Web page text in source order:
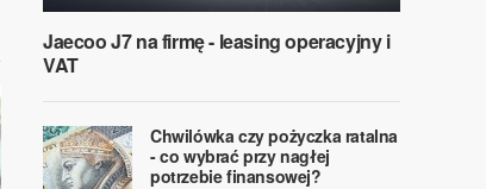
Jaecoo J7 na firmę - leasing operacyjny i
VAT
Chwilówka czy pożyczka ratalna
- co wybrać przy nagłej
potrzebie finansowej?